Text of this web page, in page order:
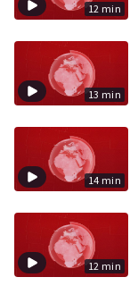
12 min
13 min
14 min
12 min